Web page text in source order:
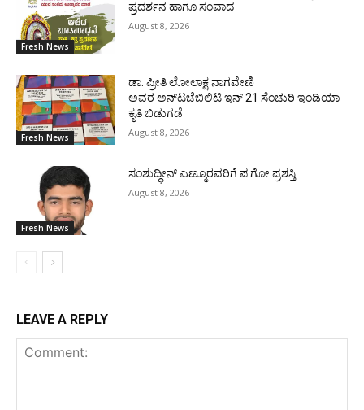
Fresh News
ಪ್ರದರ್ಶನ ಹಾಗೂ ಸಂವಾದ
August 8, 2026
Fresh News
ಡಾ. ಪ್ರೀತಿ ಲೋಲಾಕ್ಷ ನಾಗವೇಣಿ
ಅವರ ಅನ್‌ಟಚೆಬಿಲಿಟಿ ಇನ್ 21 ಸೆಂಚುರಿ ಇಂಡಿಯಾ
ಕೃತಿ ಬಿಡುಗಡೆ
August 8, 2026
Fresh News
ಸಂಶುದ್ಧೀನ್ ಎಣ್ಮೂರವರಿಗೆ ಪ.ಗೋ ಪ್ರಶಸ್ತಿ
August 8, 2026
LEAVE A REPLY